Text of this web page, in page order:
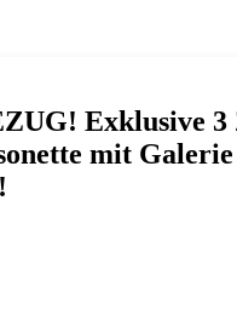
Exklusive
mit